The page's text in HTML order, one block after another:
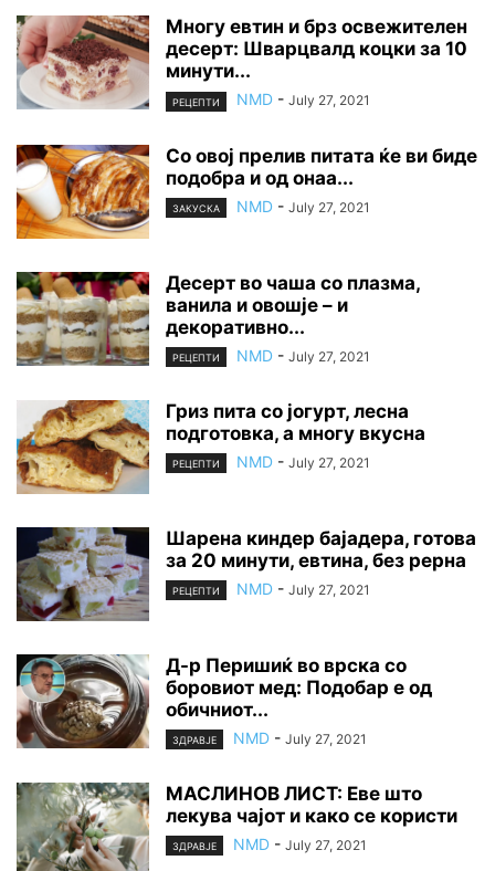
Многу евтин и брз освежителен
десерт: Шварцвалд коцки за 10
минути...
РЕЦЕПТИ NMD - July 27, 2021
Со овој прелив питата ќе ви биде
подобра и од онаа...
ЗАКУСКА NMD - July 27, 2021
Десерт во чаша со плазма,
ванила и овошје – и
декоративно...
РЕЦЕПТИ NMD - July 27, 2021
Гриз пита со јогурт, лесна
подготовка, а многу вкусна
РЕЦЕПТИ NMD - July 27, 2021
Шарена киндер бајадера, готова
за 20 минути, евтина, без рерна
РЕЦЕПТИ NMD - July 27, 2021
Д-р Перишиќ во врска со
боровиот мед: Подобар е од
обичниот...
ЗДРАВЈЕ NMD - July 27, 2021
МАСЛИНОВ ЛИСТ: Еве што
лекува чајот и како се користи
ЗДРАВЈЕ NMD - July 27, 2021